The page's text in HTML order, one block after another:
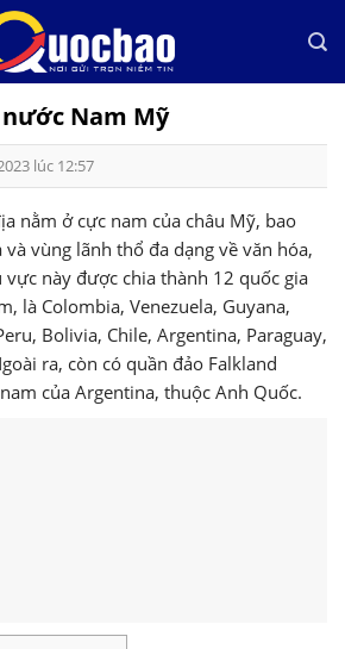
nước Nam Mỹ
lúc 12:57
nằm ở cực nam của châu Mỹ, bao
vùng lãnh thổ đa dạng về văn hóa,
vực này được chia thành 12 quốc gia
là Colombia, Venezuela, Guyana,
Bolivia, Chile, Argentina, Paraguay,
ra, còn có quần đảo Falkland
của Argentina, thuộc Anh Quốc.